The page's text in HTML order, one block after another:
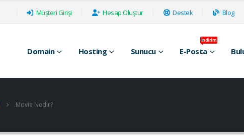
Müşteri Girişi Hesap Oluştur Destek Blog
Domain Hosting Sunucu E-Posta
İndirim
.movie Nedir?